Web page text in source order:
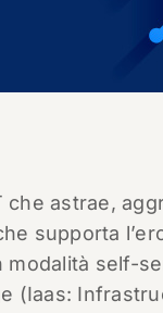
che astrae,
supporta
modalità self-
(Iaas: